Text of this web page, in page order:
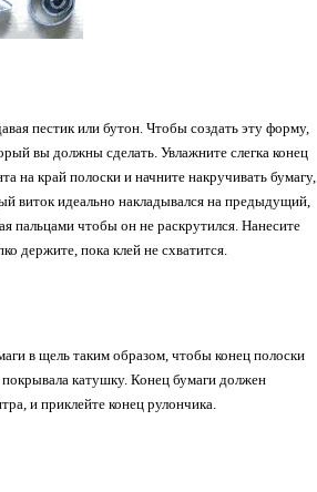
пестик или бутон. Чтобы создать эту форму,
вы должны сделать. Увлажните слегка конец
на край полоски и начните накручивать бумагу,
виток идеально накладывался на предыдущий,
пальцами чтобы он не раскрутился. Нанесите
держите, пока клей не схватится.
в щель таким образом, чтобы конец полоски
катушку. Конец бумаги должен
и приклейте конец рулончика.